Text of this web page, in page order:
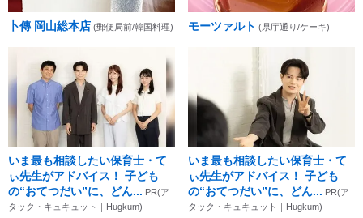
卜傳 岡山総本店 (郵便局前/韓国料理) モーツァルト (県庁通り/ケーキ)
いま最も相談したい保育士・て
ぃ先生がアドバイス！ 子ども
の“おてつだい”に、どん... PR(ア
タック・キュキュット｜Hugkum)
いま最も相談したい保育士・て
ぃ先生がアドバイス！ 子ども
の“おてつだい”に、どん... PR(ア
タック・キュキュット｜Hugkum)